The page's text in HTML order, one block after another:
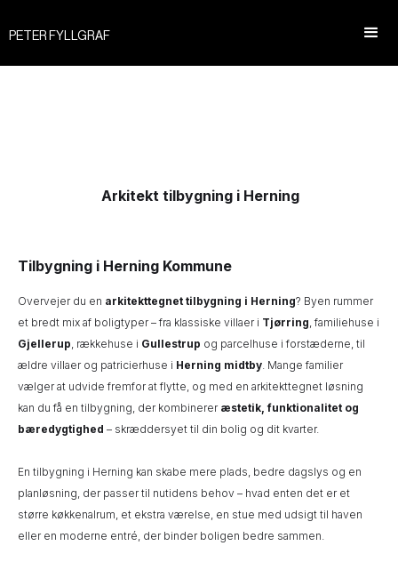
PETER FYLLGRAF
Arkitekt tilbygning i Herning
Tilbygning i Herning Kommune
Overvejer du en arkitekttegnet tilbygning i Herning? Byen rummer
et bredt mix af boligtyper – fra klassiske villaer i Tjørring, familiehuse i
Gjellerup, rækkehuse i Gullestrup og parcelhuse i forstæderne, til
ældre villaer og patricierhuse i Herning midtby. Mange familier
vælger at udvide fremfor at flytte, og med en arkitekttegnet løsning
kan du få en tilbygning, der kombinerer æstetik, funktionalitet og
bæredygtighed – skræddersyet til din bolig og dit kvarter.
En tilbygning i Herning kan skabe mere plads, bedre dagslys og en
planløsning, der passer til nutidens behov – hvad enten det er et
større køkkenalrum, et ekstra værelse, en stue med udsigt til haven
eller en moderne entré, der binder boligen bedre sammen.